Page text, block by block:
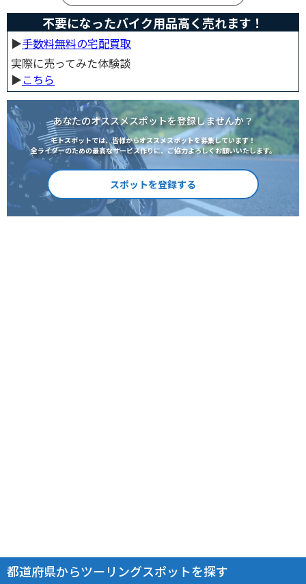
不要になったバイク用品高く売れます！
▶︎手数料無料の宅配買取
実際に売ってみた体験談
▶︎こちら
あなたのオススメスポットを登録しませんか？
モトスポットでは、皆様からオススメスポットを募集しています！
全ライダーのための最高なサービス作りに、ご協力よろしくお願いいたします。
スポットを登録する
都道府県からツーリングスポットを探す